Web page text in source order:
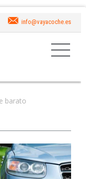
info@vayacoche.es
barato